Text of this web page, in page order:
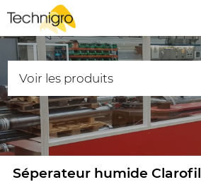
Séperateur humide Clarofil